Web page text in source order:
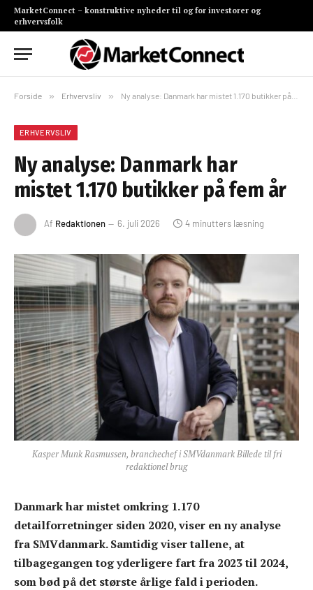
MarketConnect – konstruktive nyheder til og for investorer og
erhvervsfolk
Forside » Erhvervsliv » Ny analyse: Danmark har mistet 1.170 butikker på fem år
ERHVERVSLIV
Ny analyse: Danmark har
mistet 1.170 butikker på fem år
Af Redaktionen 6. juli 2026 4 minutters læsning
Kasper Munk Rasmussen, branchechef i SMVdanmark Billede til fri
redaktionel brug
Danmark har mistet omkring 1.170
detailforretninger siden 2020, viser en ny analyse
fra SMVdanmark. Samtidig viser tallene, at
tilbagegangen tog yderligere fart fra 2023 til 2024,
som bød på det største årlige fald i perioden.